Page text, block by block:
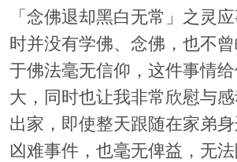
「念佛退却黑白无常」之灵
时并没有学佛、念佛，也不曾
于佛法毫无信仰，这件事情
大，同时也让我非常欣慰与
出家，即使整天跟随在家弟
凶难事件，也毫无俾益，无